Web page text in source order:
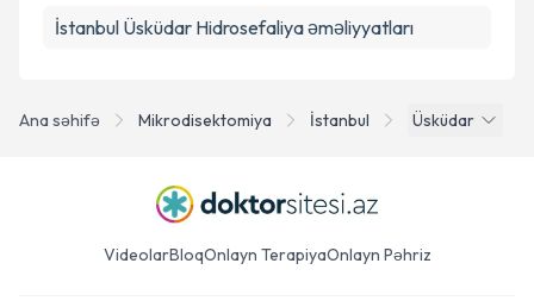
Ana səhifə Mikrodisektomiya İstanbul Üsküdar
İstanbul Üsküdar Hidrosefaliya əməliyyatları
VideolarBloqOnlayn TerapiyaOnlayn Pəhriz